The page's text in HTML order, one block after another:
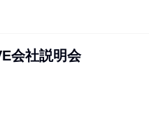
会社説明会